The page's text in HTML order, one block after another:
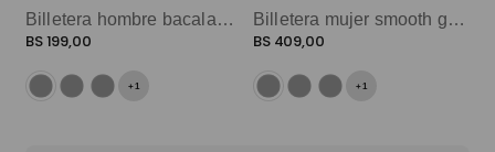
Billetera hombre bacalao mediana con rfid blocker gris color: gris
BS199,00
+1
Billetera mujer smooth grande con rfid blocker beige color: beige
BS 409,00
+1